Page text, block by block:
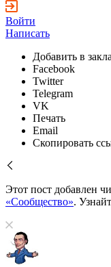
Войти
Написать
Добавить в
Facebook
Twitter
Telegram
VK
Печать
Email
Скопировать
Этот пост добавлен
«Сообщество».